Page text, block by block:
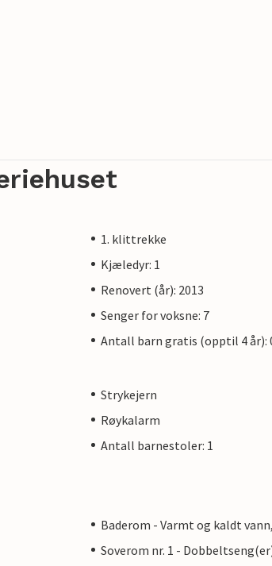
1. klittrekke
Kjæledyr: 1
Renovert (år): 2013
Senger for voksne: 7
Antall barn gratis (opptil 4 år):
Strykejern
Røykalarm
Antall barnestoler: 1
Baderom - Varmt og kaldt
Soverom nr. 1 -